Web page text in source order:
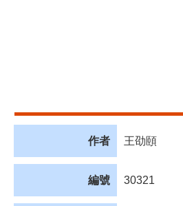
作者 王劭頤
編號 30321